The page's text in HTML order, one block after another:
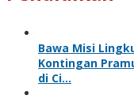
Bawa Misi
Kontingan
di Ci…